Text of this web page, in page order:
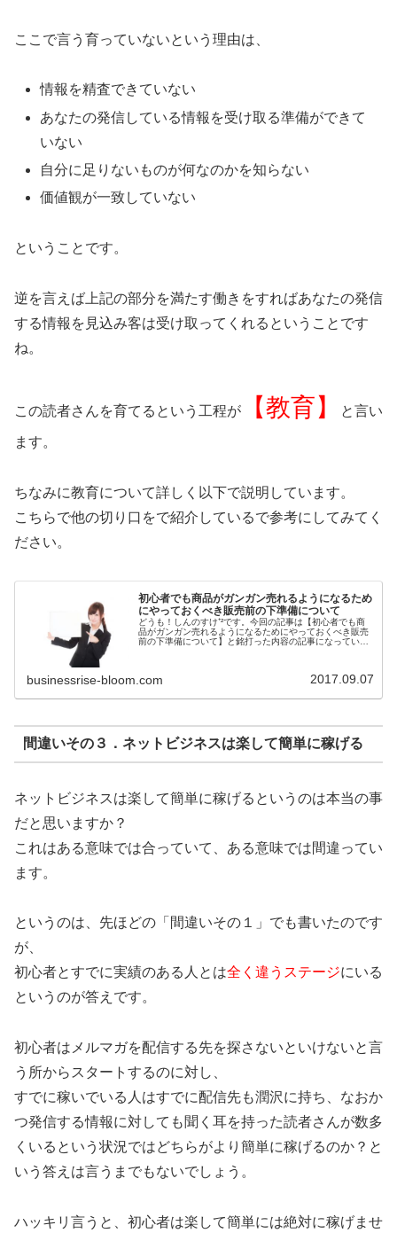
ここで言う育っていないという理由は、
情報を精査できていない
あなたの発信している情報を受け取る準備ができて
いない
自分に足りないものが何なのかを知らない
価値観が一致していない
ということです。
逆を言えば上記の部分を満たす働きをすればあなたの発信
する情報を見込み客は受け取ってくれるということです
ね。
この読者さんを育てるという工程が 【教育】 と言い
ます。
ちなみに教育について詳しく以下で説明しています。
こちらで他の切り口をで紹介しているで参考にしてみてく
ださい。
初心者でも商品がガンガン売れるようになるため
にやっておくべき販売前の下準備について
どうも！しんのすけ⁺²です。今回の記事は【初心者でも商
品がガンガン売れるようになるためにやっておくべき販売
前の下準備について】と銘打った内容の記事になっていま
businessrise-bloom.com 2017.09.07
間違いその３．ネットビジネスは楽して簡単に稼げる
ネットビジネスは楽して簡単に稼げるというのは本当の事
だと思いますか？
これはある意味では合っていて、ある意味では間違ってい
ます。
というのは、先ほどの「間違いその１」でも書いたのです
が、
初心者とすでに実績のある人とは全く違うステージにいる
というのが答えです。
初心者はメルマガを配信する先を探さないといけないと言
う所からスタートするのに対し、
すでに稼いでいる人はすでに配信先も潤沢に持ち、なおか
つ発信する情報に対しても聞く耳を持った読者さんが数多
くいるという状況ではどちらがより簡単に稼げるのか？と
いう答えは言うまでもないでしょう。
ハッキリ言うと、初心者は楽して簡単には絶対に稼げませ